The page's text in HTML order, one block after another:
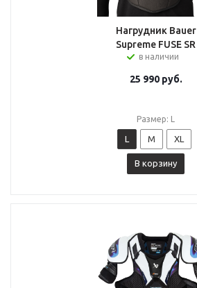
Нагрудник Bauer
Supreme FUSE SR
в наличии
25 990руб.
Размер: L
L M XL
В корзину